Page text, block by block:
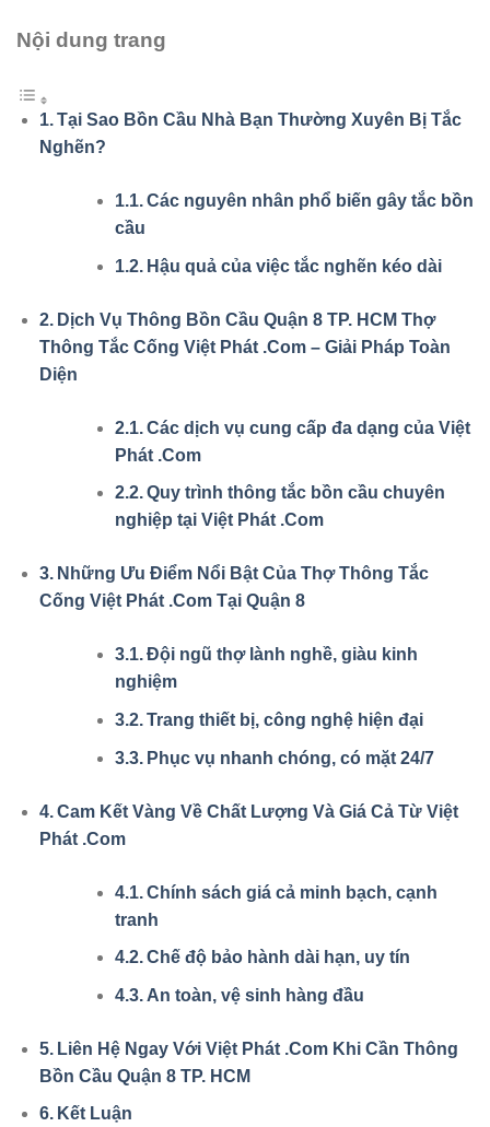
Nội dung trang
Tại Sao Bồn Cầu Nhà Bạn Thường Xuyên Bị Tắc
Nghẽn?
Các nguyên nhân phổ biến gây tắc bồn
cầu
Hậu quả của việc tắc nghẽn kéo dài
Dịch Vụ Thông Bồn Cầu Quận 8 TP. HCM Thợ
Thông Tắc Cống Việt Phát .Com – Giải Pháp Toàn
Diện
Các dịch vụ cung cấp đa dạng của Việt
Phát .Com
Quy trình thông tắc bồn cầu chuyên
nghiệp tại Việt Phát .Com
Những Ưu Điểm Nổi Bật Của Thợ Thông Tắc
Cống Việt Phát .Com Tại Quận 8
Đội ngũ thợ lành nghề, giàu kinh
nghiệm
Trang thiết bị, công nghệ hiện đại
Phục vụ nhanh chóng, có mặt 24/7
Cam Kết Vàng Về Chất Lượng Và Giá Cả Từ Việt
Phát .Com
Chính sách giá cả minh bạch, cạnh
tranh
Chế độ bảo hành dài hạn, uy tín
An toàn, vệ sinh hàng đầu
Liên Hệ Ngay Với Việt Phát .Com Khi Cần Thông
Bồn Cầu Quận 8 TP. HCM
Kết Luận